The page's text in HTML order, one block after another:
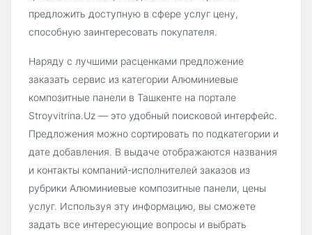
предложить доступную в сфере услуг цену,
способную заинтересовать покупателя.
Наряду с лучшими расценками предложение
заказать сервис из категории Алюминиевые
композитные панели в Ташкенте на портале
Stroyvitrina.Uz — это удобный поисковой интерфейс.
Предложения можно сортировать по подкатегории и
дате добавления. В выдаче отображаются названия
и контакты компаний-исполнителей заказов из
рубрики Алюминиевые композитные панели, цены
услуг. Используя эту информацию, вы сможете
задать все интересующие вопросы и выбрать